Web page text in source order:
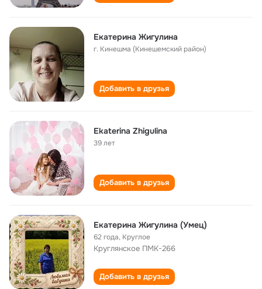
Екатерина Жигулина
г. Кинешма (Кинешемский район)
Добавить в друзья
Ekaterina Zhigulina
39 лет
Добавить в друзья
Екатерина Жигулина (Умец)
62 года, Круглое
Круглянское ПМК-266
Добавить в друзья